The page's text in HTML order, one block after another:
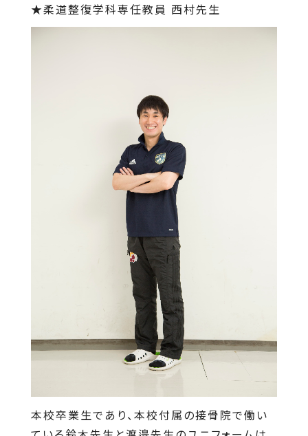
★柔道整復学科専任教員 西村先生
本校卒業生であり、本校付属の接骨院で働い